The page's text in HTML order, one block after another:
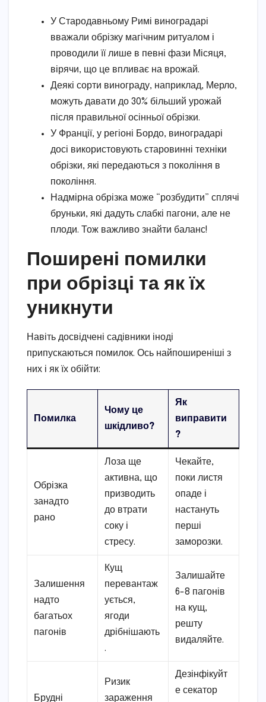
У Стародавньому Римі виноградарі
вважали обрізку магічним ритуалом і
проводили її лише в певні фази Місяця,
вірячи, що це впливає на врожай.
Деякі сорти винограду, наприклад, Мерло,
можуть давати до 30% більший урожай
після правильної осінньої обрізки.
У Франції, у регіоні Бордо, виноградарі
досі використовують старовинні техніки
обрізки, які передаються з покоління в
покоління.
Надмірна обрізка може “розбудити” сплячі
бруньки, які дадуть слабкі пагони, але не
плоди. Тож важливо знайти баланс!
Поширені помилки
при обрізці та як їх
уникнути
Навіть досвідчені садівники іноді
припускаються помилок. Ось найпоширеніші з
них і як їх обійти:
Помилка
Чому це
шкідливо?
Як
виправити
?
Обрізка
занадто
рано
Лоза ще
активна, що
призводить
до втрати
соку і
стресу.
Чекайте,
поки листя
опаде і
настануть
перші
заморозки.
Залишення
надто
багатьох
пагонів
Кущ
перевантаж
ується,
ягоди
дрібнішають
.
Залишайте
6-8 пагонів
на кущ,
решту
видаляйте.
Брудні
Ризик
зараження
Дезінфікуйт
е секатор